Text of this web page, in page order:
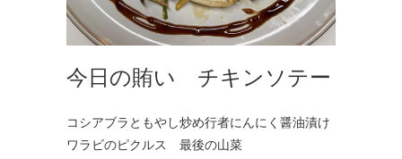
今日の賄い チキンソテー
コシアブラともやし炒め行者にんにく醤油漬け
ワラビのピクルス 最後の山菜